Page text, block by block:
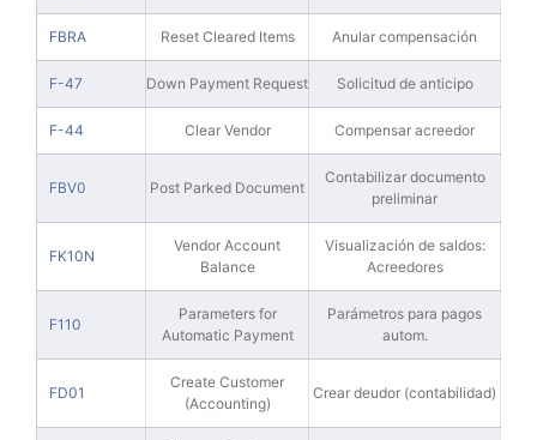
FBRA Reset Cleared Items Anular compensación
F-47 Down Payment Request Solicitud de anticipo
F-44 Clear Vendor Compensar acreedor
FBV0 Post Parked Document
Contabilizar documento
preliminar
FK10N
Vendor Account
Balance
Visualización de saldos:
Acreedores
F110
Parameters for
Automatic Payment
Parámetros para pagos
autom.
FD01
Create Customer
(Accounting)
Crear deudor (contabilidad)